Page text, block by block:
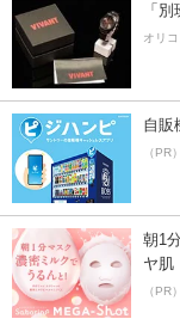
「
オリ
自販
（PR
朝1
ヤ肌
（PR